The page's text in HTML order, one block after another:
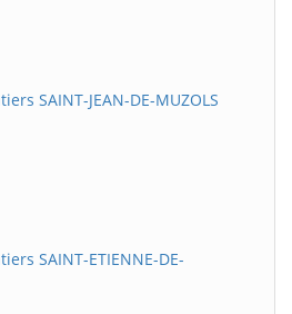
SAINT-JEAN-DE-MUZOLS
SAINT-ETIENNE-DE-